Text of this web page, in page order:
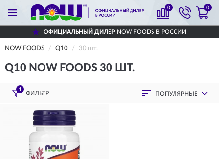
0 0
ОФИЦИАЛЬНЫЙ ДИЛЕРNOW FOODS В РОССИИ
NOW FOODS Q10 30 шт.
Q10 NOW FOODS 30 ШТ.
1
ФИЛЬТР ПОПУЛЯРНЫЕ